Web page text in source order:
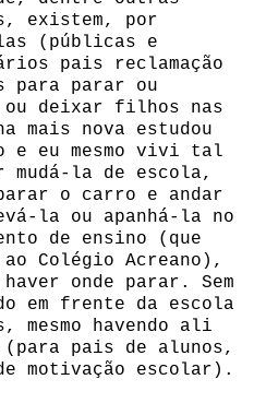
existem, por
(públicas e
pais reclamação
para parar ou
ou deixar filhos nas
mais nova estudou
e eu mesmo vivi tal
la de escola,
o carro e andar
la ou apanhá-la no
de ensino (que
Colégio Acreano),
onde parar. Sem
em frente da escola
mesmo havendo ali
(para pais de alunos,
motivação escolar).